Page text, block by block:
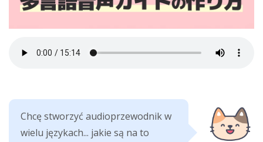
Chcę stworzyć audioprzewodnik w
wielu językach... jakie są na to